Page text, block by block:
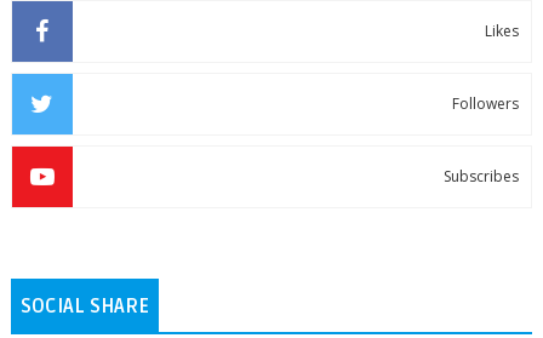
Likes
Followers
Subscribes
SOCIAL SHARE